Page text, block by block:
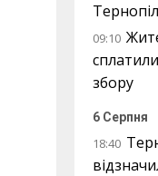
09:10
збору
6 Серпня
18:40